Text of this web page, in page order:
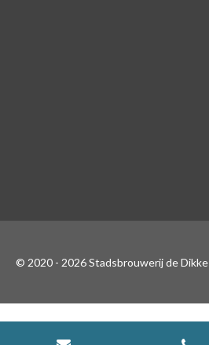
© 2020 - 2026 Stadsbrouwerij de Dikke